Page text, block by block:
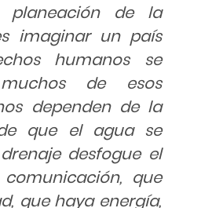
de la
imaginar un país
humanos se
de esos
dependen de la
que el agua se
desfogue el
que
que haya energía,